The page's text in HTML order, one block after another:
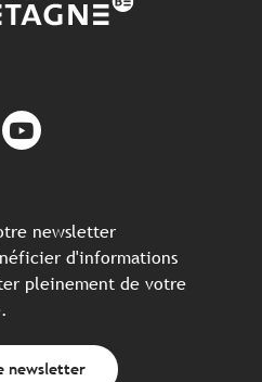
newsletter
d'informations
pleinement de votre
newsletter